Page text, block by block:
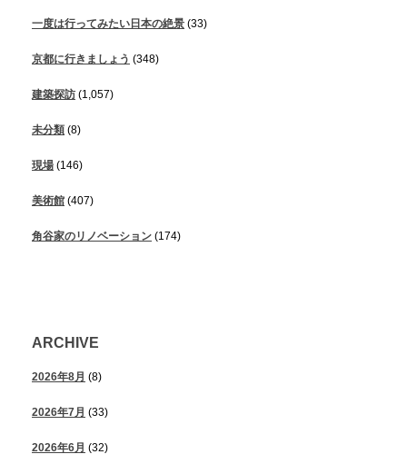
一度は行ってみたい日本の絶景 (33)
京都に行きましょう (348)
建築探訪 (1,057)
未分類 (8)
現場 (146)
美術館 (407)
角谷家のリノベーション (174)
ARCHIVE
2026年8月 (8)
2026年7月 (33)
2026年6月 (32)